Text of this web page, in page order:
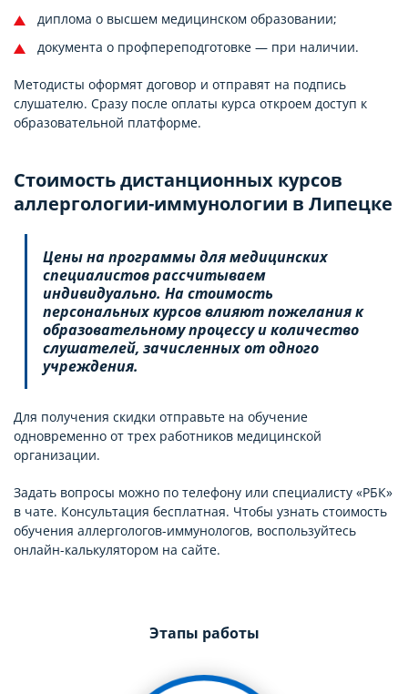
диплома о высшем медицинском образовании;
документа о профпереподготовке — при наличии.
Методисты оформят договор и отправят на подпись
слушателю. Сразу после оплаты курса откроем доступ к
образовательной платформе.
Стоимость дистанционных курсов
аллергологии-иммунологии в Липецке
Цены на программы для медицинских
специалистов рассчитываем
индивидуально. На стоимость
персональных курсов влияют пожелания к
образовательному процессу и количество
слушателей, зачисленных от одного
учреждения.
Для получения скидки отправьте на обучение
одновременно от трех работников медицинской
организации.
Задать вопросы можно по телефону или специалисту «РБК»
в чате. Консультация бесплатная. Чтобы узнать стоимость
обучения аллергологов-иммунологов, воспользуйтесь
онлайн-калькулятором на сайте.
Этапы работы